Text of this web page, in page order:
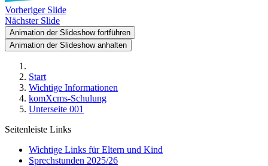
Vorheriger Slide
Nächster Slide
Animation der Slideshow fortführen
Animation der Slideshow anhalten
Start
Wichtige Informationen
komXcms-Schulung
Unterseite 001
Seitenleiste Links
Wichtige Links für Eltern und Kind
Sprechstunden 2025/26